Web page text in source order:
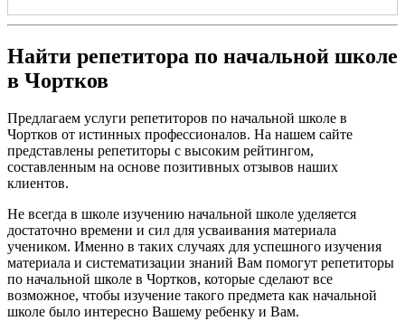
Найти репетитора по начальной школе
в Чортков
Предлагаем услуги репетиторов по начальной школе в
Чортков от истинных профессионалов. На нашем сайте
представлены репетиторы с высоким рейтингом,
составленным на основе позитивных отзывов наших
клиентов.
Не всегда в школе изучению начальной школе уделяется
достаточно времени и сил для усваивания материала
учеником. Именно в таких случаях для успешного изучения
материала и систематизации знаний Вам помогут репетиторы
по начальной школе в Чортков, которые сделают все
возможное, чтобы изучение такого предмета как начальной
школе было интересно Вашему ребенку и Вам.